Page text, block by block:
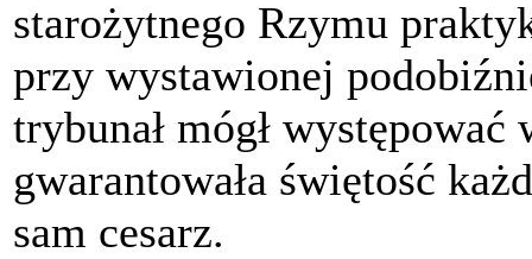
starożytnego Rzymu
przy wystawionej
trybunał mógł
gwarantowała świętość
sam cesarz.